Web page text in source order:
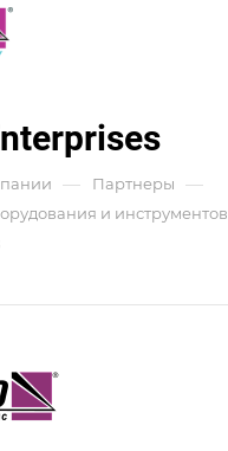
— Партнеры —
и инструментов